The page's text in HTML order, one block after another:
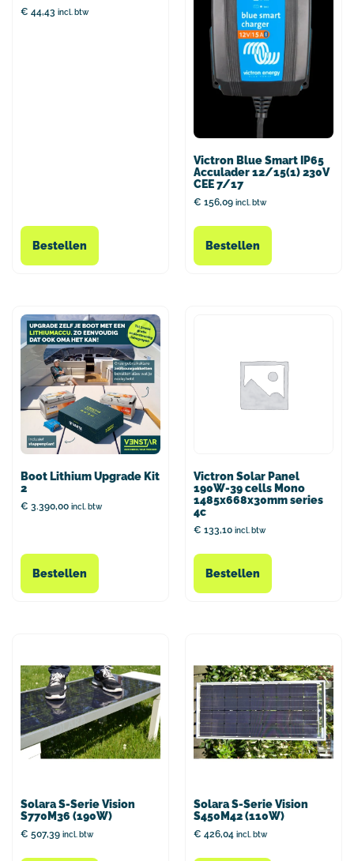
€ 44,43 incl. btw
Bestellen
Victron Blue Smart IP65
Acculader 12/15(1) 230V
CEE 7/17
€ 156,09 incl. btw
Bestellen
Boot Lithium Upgrade Kit
2
€ 3.390,00 incl. btw
Bestellen
Victron Solar Panel
190W-39 cells Mono
1485x668x30mm series
4c
€ 133,10 incl. btw
Bestellen
Solara S-Serie Vision
S770M36 (190W)
€ 507,39 incl. btw
Solara S-Serie Vision
S450M42 (110W)
€ 426,04 incl. btw